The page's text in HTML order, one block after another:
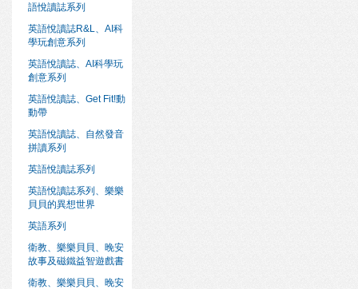
語悅讀誌系列
英語悅讀誌R&L、AI科
學玩創意系列
英語悅讀誌、AI科學玩
創意系列
英語悅讀誌、Get Fit!動
動帶
英語悅讀誌、自然發音
拼讀系列
英語悅讀誌系列
英語悅讀誌系列、樂樂
貝貝的異想世界
英語系列
衛教、樂樂貝貝、晚安
故事及磁鐵益智遊戲書
衛教、樂樂貝貝、晚安